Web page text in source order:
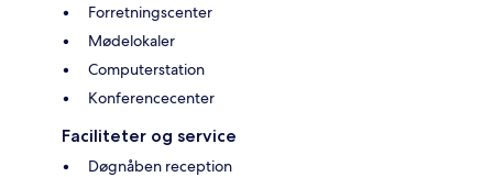
Forretningscenter
Mødelokaler
Computerstation
Konferencecenter
Faciliteter og service
Døgnåben reception